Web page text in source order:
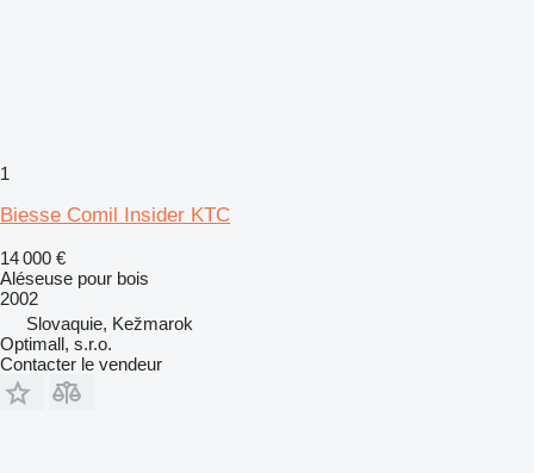
1
Biesse Comil Insider KTC
14 000 €
Aléseuse pour bois
2002
Slovaquie, Kežmarok
Optimall, s.r.o.
Contacter le vendeur